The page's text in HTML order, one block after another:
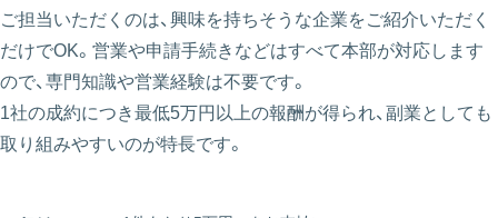
ご担当いただくのは、興味を持ちそうな企業をご紹介いただく
だけでOK。営業や申請手続きなどはすべて本部が対応します
ので、専門知識や営業経験は不要です。
1社の成約につき最低5万円以上の報酬が得られ、副業としても
取り組みやすいのが特長です。